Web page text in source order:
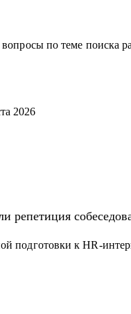
по теме поиска
2026
репетиция
подготовки к HR-